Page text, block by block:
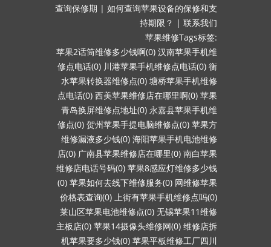
查询保修期 | 如何查询苹果设备的保修和支
持期限？ | 联系我们
苹果维修Tags标签:
苹果2话筒维修多少钱啊(0) 汉南苹果手机维
修点电话(0) 川港苹果手机维修点电话(0) 衡
水苹果转换器维修点(0) 塘桥苹果手机维修
点电话(0) 西美苹果维修店在哪里啊(0) 苹果
青岛换屏维修点地址(0) 永嘉县苹果手机维
修点(0) 贺州苹果手提电脑维修点(0) 苹果方
维修漏液多少钱(0) 海阳苹果手机电池维修
店(0) 广南县苹果维修店在哪里(0) 南白苹果
维修店电话号码(0) 苹果8感应灯维修多少钱
(0) 苹果如何去线下维修服务(0) 网维修苹果
价格表查询(0) 上街有苹果手机维修点吗(0)
莱山区苹果电池维修点(0) 无锡苹果11维修
主板店(0) 苹果14摄像头维修网(0) 维修店拆
机苹果要多少钱(0) 苹果平板维修工厂四川